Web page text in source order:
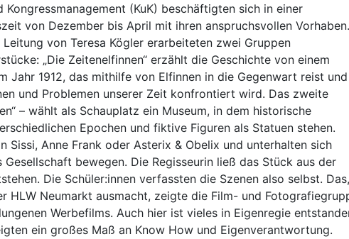
HLW Classic - Mediendesign
Kongressmanagement (KuK) beschäftigten sich in einer
von Dezember bis April mit ihren anspruchsvollen Vorhaben.
von Teresa Kögler erarbeiteten zwei Gruppen
„Die Zeitenelfinnen“ erzählt die Geschichte von einem
Jahr 1912, das mithilfe von Elfinnen in die Gegenwart reist und
und Problemen unserer Zeit konfrontiert wird. Das zweite
– wählt als Schauplatz ein Museum, in dem historische
Epochen und fiktive Figuren als Statuen stehen.
Sissi, Anne Frank oder Asterix & Obelix und unterhalten sich
Gesellschaft bewegen. Die Regisseurin ließ das Stück aus der
Die Schüler:innen verfassten die Szenen also selbst. Das,
HLW Neumarkt ausmacht, zeigte die Film- und
Werbefilms. Auch hier ist vieles in Eigenregie
ein großes Maß an Know How und Eigenverantwortung.